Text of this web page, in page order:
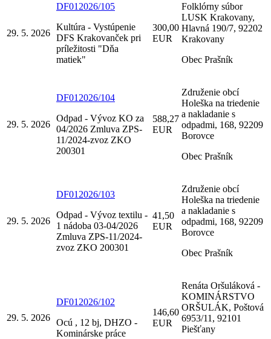
29. 5. 2026
DF012026/105
Kultúra - Vystúpenie
DFS Krakovanček pri
príležitosti "Dňa
matiek"
300,00
EUR
Folklórny súbor
LUSK Krakovany,
Hlavná 190/7, 92202
Krakovany
Obec Prašník
29. 5. 2026
DF012026/104
Odpad - Vývoz KO za
04/2026 Zmluva ZPS-
11/2024-zvoz ZKO
200301
588,27
EUR
Združenie obcí
Holeška na triedenie
a nakladanie s
odpadmi, 168, 92209
Borovce
Obec Prašník
29. 5. 2026
DF012026/103
Odpad - Vývoz textilu -
1 nádoba 03-04/2026
Zmluva ZPS-11/2024-
zvoz ZKO 200301
41,50
EUR
Združenie obcí
Holeška na triedenie
a nakladanie s
odpadmi, 168, 92209
Borovce
Obec Prašník
29. 5. 2026
DF012026/102
Ocú , 12 bj, DHZO -
Kominárske práce
146,60
EUR
Renáta Oršuláková -
KOMINÁRSTVO
ORŠULÁK, Poštová
6953/11, 92101
Piešťany